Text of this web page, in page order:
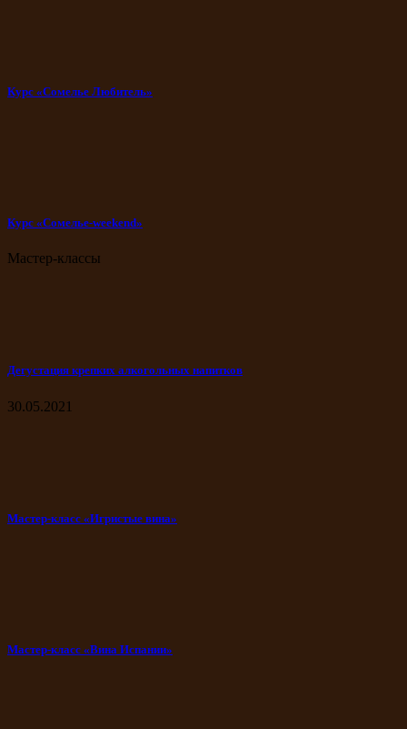
Курс «Сомелье Любитель»
Курс «Сомелье-weekend»
Мастер-классы
Дегустация крепких алкогольных напитков
30.05.2021
Мастер-класс «Игристые вина»
Мастер-класс «Вина Испании»